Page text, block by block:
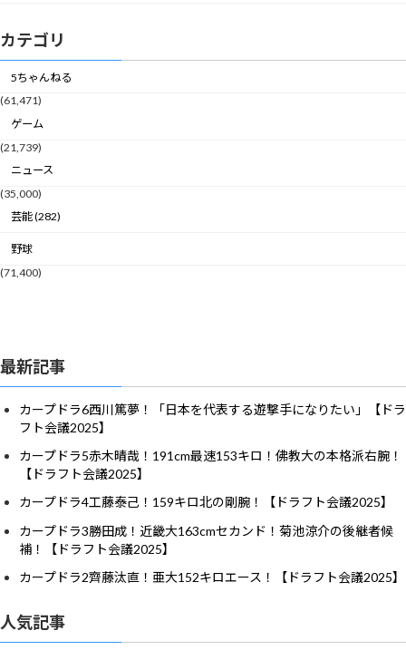
カテゴリ
5ちゃんねる
(61,471)
ゲーム
(21,739)
ニュース
(35,000)
芸能 (282)
野球
(71,400)
最新記事
カープドラ6西川篤夢！「日本を代表する遊撃手になりたい」【ドラ
フト会議2025】
カープドラ5赤木晴哉！191cm最速153キロ！佛教大の本格派右腕！
【ドラフト会議2025】
カープドラ4工藤泰己！159キロ北の剛腕！【ドラフト会議2025】
カープドラ3勝田成！近畿大163cmセカンド！菊池涼介の後継者候
補！【ドラフト会議2025】
カープドラ2齊藤汰直！亜大152キロエース！【ドラフト会議2025】
人気記事